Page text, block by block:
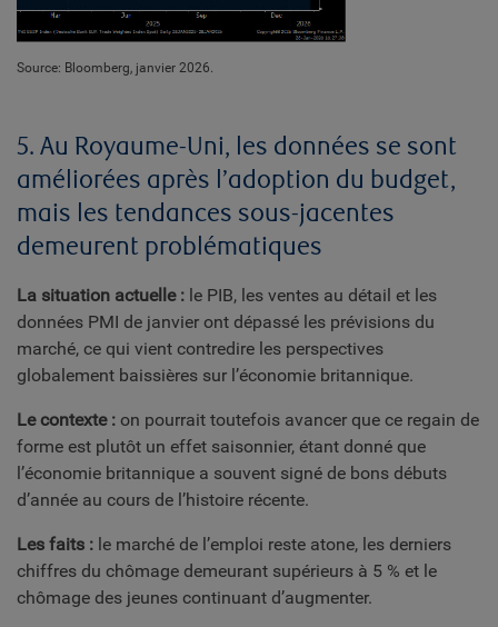
Source: Bloomberg, janvier 2026.
5. Au Royaume-Uni, les données se sont
améliorées après l’adoption du budget,
mais les tendances sous-jacentes
demeurent problématiques
La situation actuelle : le PIB, les ventes au détail et les
données PMI de janvier ont dépassé les prévisions du
marché, ce qui vient contredire les perspectives
globalement baissières sur l’économie britannique.
Le contexte : on pourrait toutefois avancer que ce regain de
forme est plutôt un effet saisonnier, étant donné que
l’économie britannique a souvent signé de bons débuts
d’année au cours de l’histoire récente.
Les faits : le marché de l’emploi reste atone, les derniers
chiffres du chômage demeurant supérieurs à 5 % et le
chômage des jeunes continuant d’augmenter.